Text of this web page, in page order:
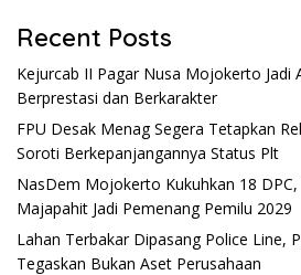
Recent Posts
Kejurcab II Pagar Nusa Mojokerto Jadi
Berprestasi dan Berkarakter
FPU Desak Menag Segera Tetapkan
Soroti Berkepanjangannya Status Plt
NasDem Mojokerto Kukuhkan 18
Majapahit Jadi Pemenang Pemilu 2029
Lahan Terbakar Dipasang Police Line,
Tegaskan Bukan Aset Perusahaan